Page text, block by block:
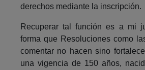
derechos mediante la inscripción.
Recuperar tal función es a mi
forma que Resoluciones como
comentar no hacen sino
una vigencia de 150 años,